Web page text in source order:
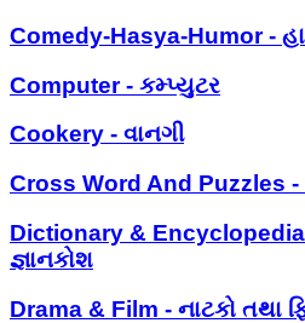
Comedy-Hasya-Humor -
Computer - કમ્પ્યુટર
Cookery - વાનગી
Cross Word And Puzzles -
Dictionary &
જ્ઞાનકોશ
Drama & Film - નાટકો તથા